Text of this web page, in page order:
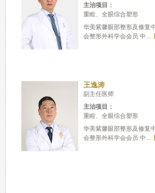
主治项目：
重睑、全眼综合塑形
华美紫馨眼部整形及修复
会整形外科学会会员 中...
王逸涛
副主任医师
主治项目：
重睑、全眼综合塑形
华美紫馨眼部整形及修复
会整形外科学会会员 中...